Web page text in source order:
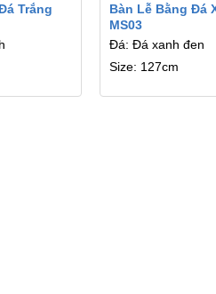
Trắng
Bàn Lễ Bằng Đá
MS03
Đá: Đá xanh đen
Size: 127cm